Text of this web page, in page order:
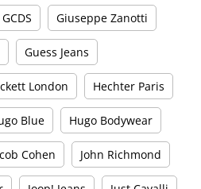
GCDS Giuseppe Zanotti
Guess Jeans
London Hechter Paris
Blue Hugo Bodywear
Cohen John Richmond